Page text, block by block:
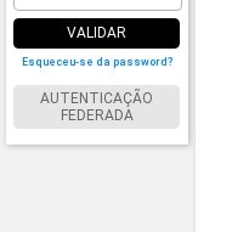
VALIDAR
Esqueceu-se da password?
AUTENTICAÇÃO
FEDERADA